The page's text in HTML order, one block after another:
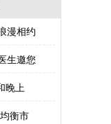
漫相约
生邀您
晚上
衡市